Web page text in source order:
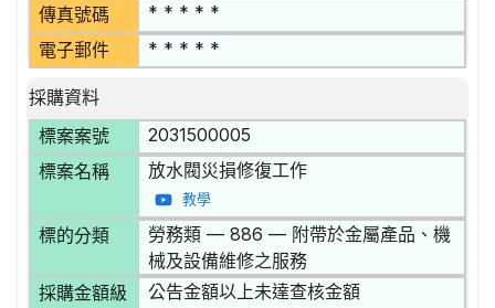
傳真號碼 * * * * *
電子郵件 * * * * *
採購資料
標案案號
2031500005
標案名稱 放水閥災損修復工作
教學
標的分類
勞務類 — 886 — 附帶於金屬產品、機
械及設備維修之服務
採購金額級
公告金額以上未達查核金額